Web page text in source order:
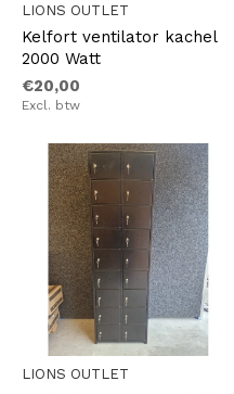
LIONS OUTLET
Kelfort ventilator kachel
2000 Watt
€20,00
Excl. btw
LIONS OUTLET